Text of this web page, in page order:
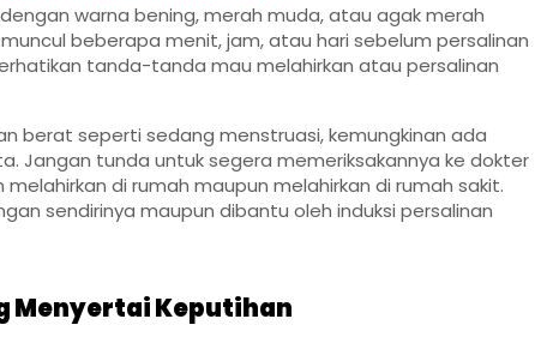
warna bening, merah muda, atau agak merah
beberapa menit, jam, atau hari sebelum persalinan
tanda-tanda mau melahirkan atau persalinan
berat seperti sedang menstruasi, kemungkinan ada
Jangan tunda untuk segera memeriksakannya ke dokter
di rumah maupun melahirkan di rumah sakit.
sendirinya maupun dibantu oleh induksi persalinan
Menyertai Keputihan